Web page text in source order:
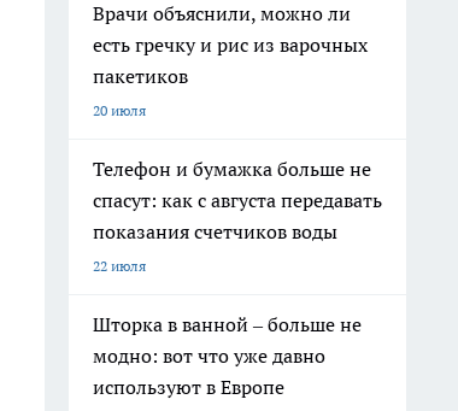
Врачи объяснили, можно ли
есть гречку и рис из варочных
пакетиков
20 июля
Телефон и бумажка больше не
спасут: как с августа передавать
показания счетчиков воды
22 июля
Шторка в ванной – больше не
модно: вот что уже давно
используют в Европе